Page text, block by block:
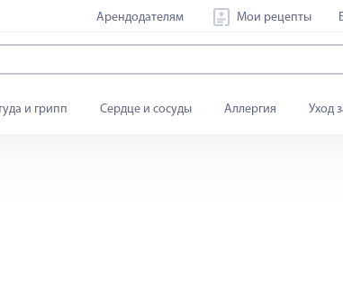
Арендодателям Мои рецепты
и грипп Сердце и сосуды Аллергия Уход